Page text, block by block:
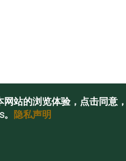
站的浏览体验，点击同意
隐私声明